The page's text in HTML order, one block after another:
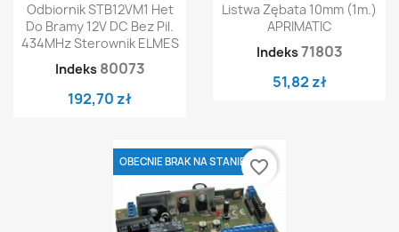
Odbiornik STB12VM1 Het
Do Bramy 12V DC Bez Pil.
434MHz Sterownik ELMES
Indeks 80073
192,70 zł
Listwa Zębata 10mm (1m.)
APRIMATIC
Indeks71803
51,82 zł
OBECNIE BRAK NA STANIE favorite_border